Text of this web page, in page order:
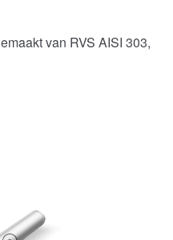
van RVS AISI 303,